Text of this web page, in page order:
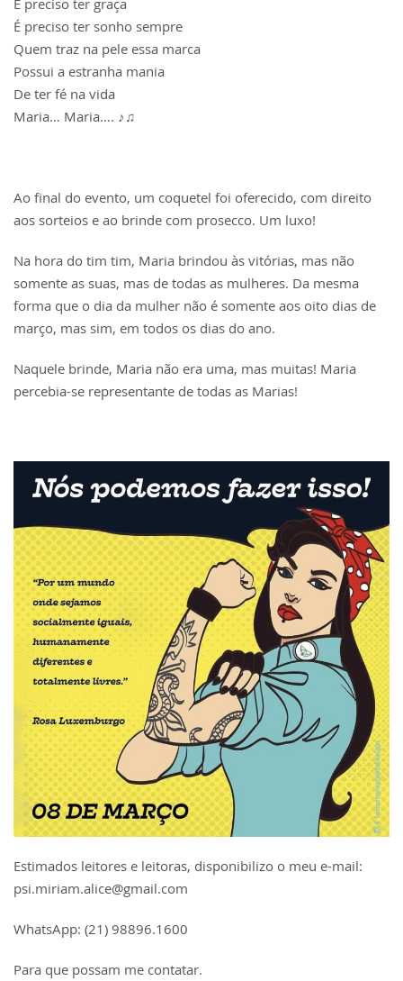
É preciso ter graça
É preciso ter sonho sempre
Quem traz na pele essa marca
Possui a estranha mania
De ter fé na vida
Maria… Maria…. ♪♫
Ao final do evento, um coquetel foi oferecido, com direito
aos sorteios e ao brinde com prosecco. Um luxo!
Na hora do tim tim, Maria brindou às vitórias, mas não
somente as suas, mas de todas as mulheres. Da mesma
forma que o dia da mulher não é somente aos oito dias de
março, mas sim, em todos os dias do ano.
Naquele brinde, Maria não era uma, mas muitas! Maria
percebia-se representante de todas as Marias!
Estimados leitores e leitoras, disponibilizo o meu e-mail:
psi.miriam.alice@gmail.com
WhatsApp: (21) 98896.1600
Para que possam me contatar.